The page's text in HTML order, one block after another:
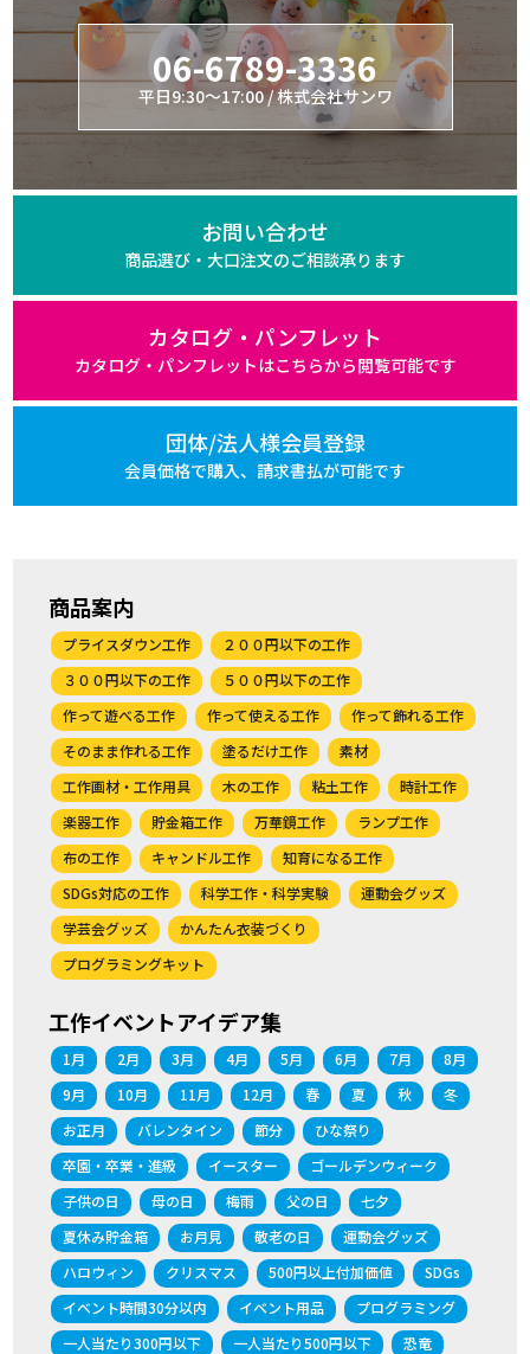
06-6789-3336
平日9:30～17:00 / 株式会社サンワ
お問い合わせ
商品選び・大口注文のご相談承ります
カタログ・パンフレット
カタログ・パンフレットはこちらから閲覧可能です
団体/法人様会員登録
会員価格で購入、 請求書払が可能です
商品案内
プライスダウン工作
２００円以下の工作
３００円以下の工作
５００円以下の工作
作って遊べる工作
作って使える工作
作って飾れる工作
そのまま作れる工作
塗るだけ工作
素材
工作画材・工作用具
木の工作 粘土工作
時計工作
楽器工作
貯金箱工作 万華鏡工作
ランプ工作
布の工作
キャンドル工作
知育になる工作
SDGs対応の工作
科学工作・科学実験
運動会グッズ
学芸会グッズ
かんたん衣装づくり
プログラミングキット
工作イベントアイデア集
1月 2月 3月 4月 5月 6月 7月
8月
9月
10月 11月 12月 春 夏 秋
冬
お正月
バレンタイン 節分
ひな祭り
卒園・卒業・進級
イースター
ゴールデンウィーク
子供の日
母の日 梅雨 父の日
七夕
夏休み貯金箱
お月見 敬老の日
運動会グッズ
ハロウィン
クリスマス 500円以上付加価値
SDGs
イベント時間30分以内
イベント用品
プログラミング
一人当たり300円以下
一人当たり500円以下
恐竜